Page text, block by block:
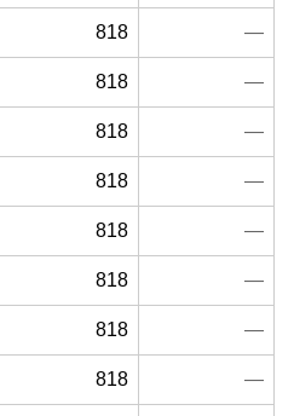
818 —
818 —
818 —
818 —
818 —
818 —
818 —
818 —